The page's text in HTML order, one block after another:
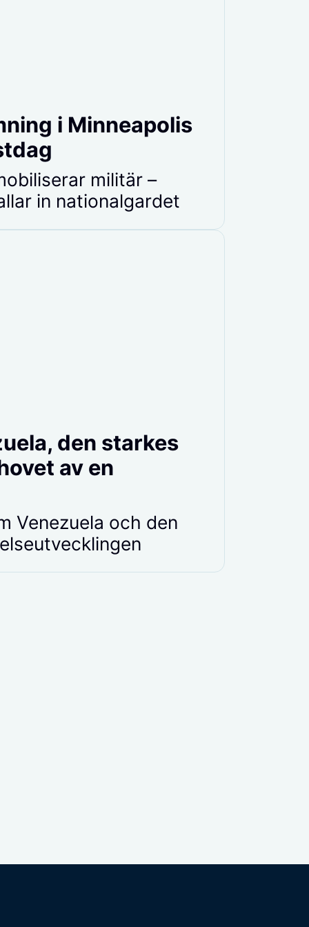
i Minneapolis
militär –
in nationalgardet
den starkes
av en
Venezuela och den